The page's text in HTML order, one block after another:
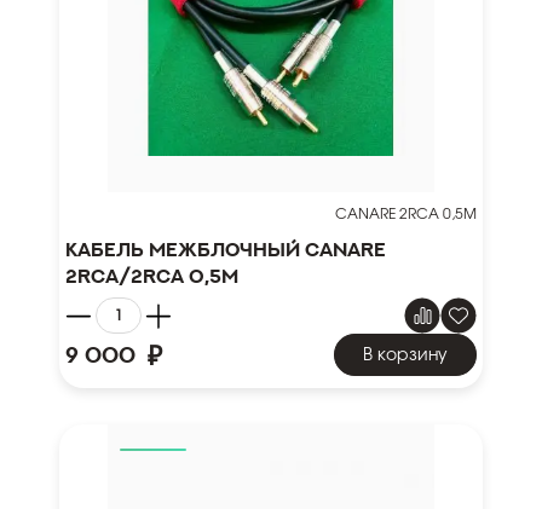
CANARE 2RCA 0,5М
Кабель межблочный Canare
2RCA/2RCA 0,5м
9 000 ₽ В корзину